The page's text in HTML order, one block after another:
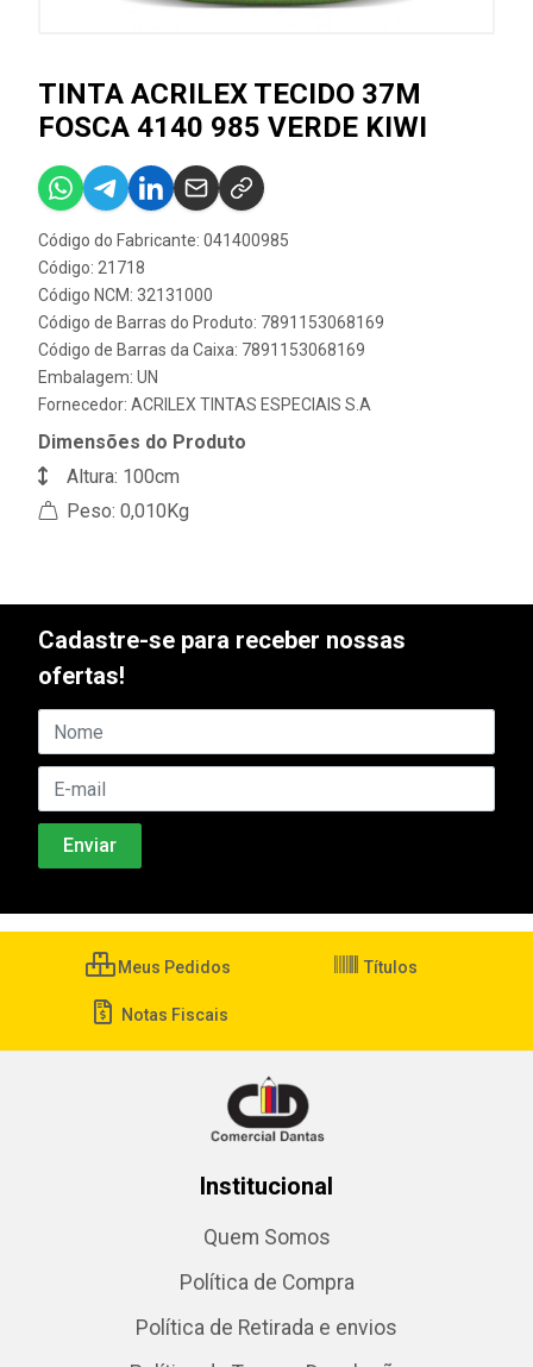
TINTA ACRILEX TECIDO 37M
FOSCA 4140 985 VERDE KIWI
Código do Fabricante: 041400985
Código: 21718
Código NCM: 32131000
Código de Barras do Produto: 7891153068169
Código de Barras da Caixa: 7891153068169
Embalagem: UN
Fornecedor: ACRILEX TINTAS ESPECIAIS S.A
Dimensões do Produto
Altura: 100cm
Peso: 0,010Kg
Cadastre-se para receber nossas
ofertas!
Meus Pedidos Títulos
Notas Fiscais
Institucional
Quem Somos
Política de Compra
Política de Retirada e envios